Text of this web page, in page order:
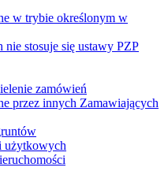
w trybie określonym w
stosuje się ustawy PZP
zamówień
przez innych Zamawiających
użytkowych